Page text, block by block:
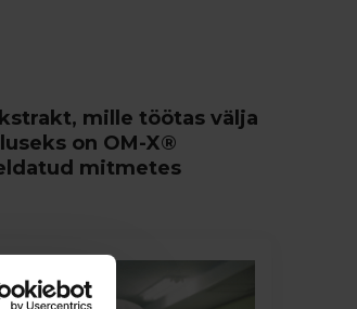
mille töötas välja
on OM-X®
mitmetes